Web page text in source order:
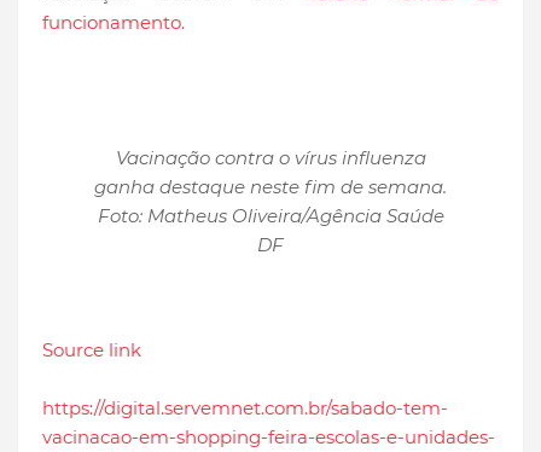
funcionamento.
Vacinação contra o vírus influenza
ganha destaque neste fim de semana.
Foto: Matheus Oliveira/Agência Saúde
DF
Source link
https://digital.servemnet.com.br/sabado-tem-
vacinacao-em-shopping-feira-escolas-e-unidades-